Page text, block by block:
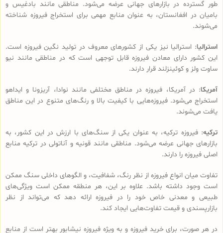
طور گسترده در بازارهای جهانی عرضه می‌شود. مناطقی مانند بادغیس و
بامیان در افغانستان، به عنوان منابع مهمی برای استخراج فیروزه شناخته
می‌شوند.
استرالیا: استرالیا نیز یکی از کشورهای معروف در تولید نگین فیروزه است.
این کشور دارای معادن فیروزه قابل توجهی است که در مناطقی مانند نیو
ساوت ولز و کوئینزلند قرار دارند.
آمریکا: در آمریکا، فیروزه در مناطق مختلفی مانند نوادا، آریزونا و ایداهو
استخراج می‌شود. فیروزه‌هایی با کیفیت بالا و رنگ‌های متنوع در این مناطق
یافت می‌شوند.
ترکیه: فیروزه ترکیه، به عنوان یکی از سنگ‌های با ارزش در این کشور، به
بازارهای جهانی عرضه می‌شود. مناطقی مانند قونیه و آناتولی در ترکیه منابع
اصلی فیروزه را دارند.
تفاوت‌ میان انواع فیروزه از نظر رنگ، شفافیت، و الگوهای داخلی سنگ ممکن
است وجود داشته باشد. علاوه بر این، هر منطقه ممکن است ویژگی‌های
طبیعی و معدنی خاص خود را در فیروزه ارائه دهد که می‌تواند از نظر
بازارپسندی و قیمت تفاوت‌هایی ایجاد کند.
در هر صورت، برای خرید فیروزه و به ویژه فیروزه نیشابور بهتر است از منابع